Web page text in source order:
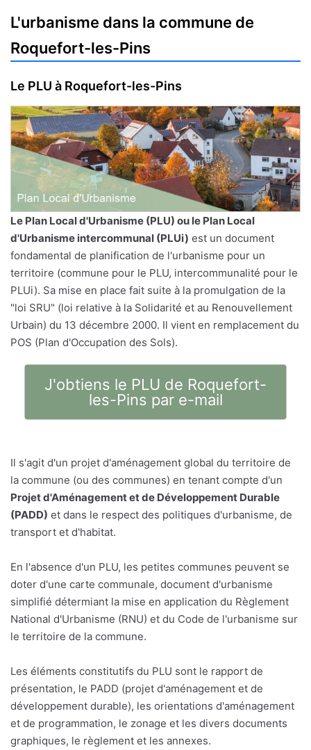
L'urbanisme dans la commune de
Roquefort-les-Pins
Le PLU à Roquefort-les-Pins
Le Plan Local d'Urbanisme (PLU) ou le Plan Local
d'Urbanisme intercommunal (PLUi) est un document
fondamental de planification de l'urbanisme pour un
territoire (commune pour le PLU, intercommunalité pour le
PLUi). Sa mise en place fait suite à la promulgation de la
"loi SRU" (loi relative à la Solidarité et au Renouvellement
Urbain) du 13 décembre 2000. Il vient en remplacement du
POS (Plan d'Occupation des Sols).
J'obtiens le PLU de Roquefort-
les-Pins par e-mail
Il s'agit d'un projet d'aménagement global du territoire de
la commune (ou des communes) en tenant compte d'un
Projet d'Aménagement et de Développement Durable
(PADD) et dans le respect des politiques d'urbanisme, de
transport et d'habitat.
En l'absence d'un PLU, les petites communes peuvent se
doter d'une carte communale, document d'urbanisme
simplifié détermiant la mise en application du Règlement
National d'Urbanisme (RNU) et du Code de l'urbanisme sur
le territoire de la commune.
Les éléments constitutifs du PLU sont le rapport de
présentation, le PADD (projet d'aménagement et de
développement durable), les orientations d'aménagement
et de programmation, le zonage et les divers documents
graphiques, le règlement et les annexes.